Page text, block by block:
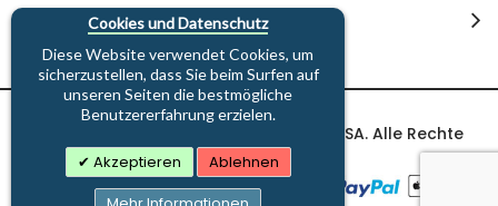
Cookies und Datenschutz
Diese Website verwendet Cookies, um
sicherzustellen, dass Sie beim Surfen auf
unseren Seiten die bestmögliche
Benutzererfahrung erzielen.
Akzeptieren
Ablehnen
WO WIR SIND
Copyright © 1997-2026 Cartapacking SA. Alle Rechte
vorbehalten.